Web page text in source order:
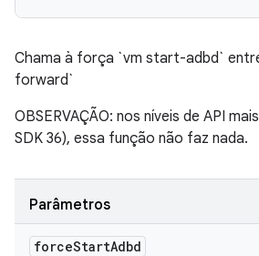
Chama à força `vm start-adbd`
forward`
OBSERVAÇÃO: nos níveis de API
SDK 36), essa função não faz nada.
Parâmetros
forceStartAdbd